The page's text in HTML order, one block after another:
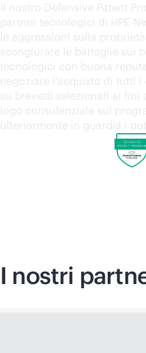
Il nostro Defensive Patent
partner tecnologici di HPE
le aggressioni sulla
scongiurare le battaglie sui
tecnologici con buona
negoziare l’acquisto di tutti
su brevetti selezionati ai fini
logo consulenziale sul
ulteriormente in guardia i
I nostri